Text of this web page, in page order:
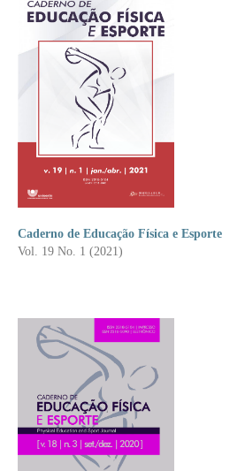
Caderno de Educação Física e Esporte
Vol. 19 No. 1 (2021)